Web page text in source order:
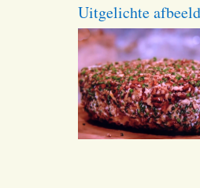
Uitgelichte